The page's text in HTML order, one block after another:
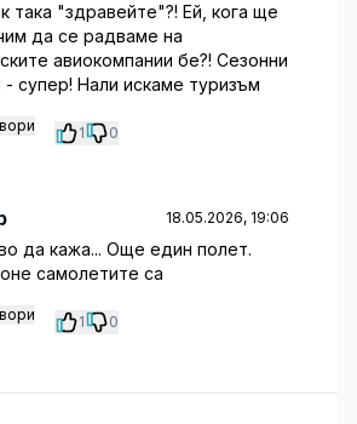
така "здравейте"?! Ей, кога ще
да се радваме на
авиокомпании бе?! Сезонни
- супер! Нали искаме туризъм
1 0
18.05.2026, 19:06
да кажа... Още един полет.
самолетите са
1 0